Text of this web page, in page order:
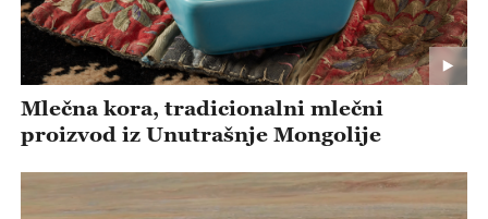
Mlečna kora, tradicionalni mlečni
proizvod iz Unutrašnje Mongolije